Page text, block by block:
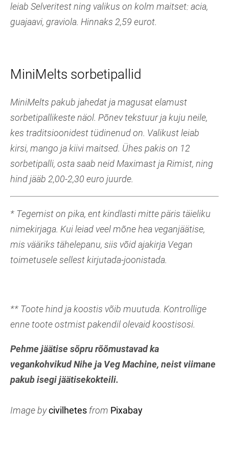
leiab Selveritest ning valikus on kolm maitset: acia,
guajaavi, graviola. Hinnaks 2,59 eurot.
MiniMelts sorbetipallid
MiniMelts pakub jahedat ja magusat elamust
sorbetipallikeste näol. Põnev tekstuur ja kuju neile,
kes traditsioonidest tüdinenud on. Valikust leiab
kirsi, mango ja kiivi maitsed. Ühes pakis on 12
sorbetipalli, osta saab neid Maximast ja Rimist, ning
hind jääb 2,00-2,30 euro juurde.
* Tegemist on pika, ent kindlasti mitte päris täieliku
nimekirjaga. Kui leiad veel mõne hea veganjäätise,
mis vääriks tähelepanu, siis võid ajakirja Vegan
toimetusele sellest kirjutada-joonistada.
** Toote hind ja koostis võib muutuda. Kontrollige
enne toote ostmist pakendil olevaid koostisosi.
Pehme jäätise sõpru rõõmustavad ka
vegankohvikud Nihe ja Veg Machine, neist viimane
pakub isegi jäätisekokteili.
Image bycivilhetes from Pixabay